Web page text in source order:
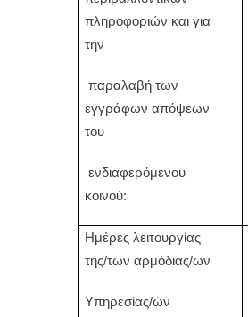
πληροφοριών και για
την
παραλαβή των
εγγράφων απόψεων
του
ενδιαφερόμενου
κοινού:
Ημέρες λειτουργίας
της/των αρμόδιας/ων
Υπηρεσίας/ών